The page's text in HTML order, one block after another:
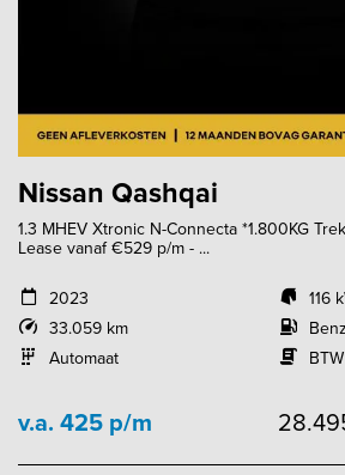
Nissan Qashqai
1.3 MHEV Xtronic N-Connecta *1.800KG
Lease vanaf €529 p/m - ...
2023
33.059 km
Automaat
116
BTW
v.a. 425 p/m